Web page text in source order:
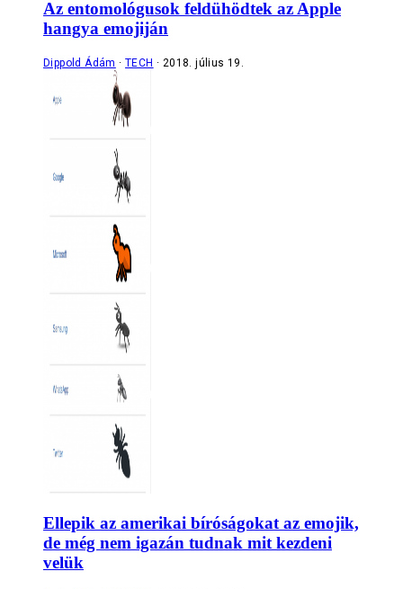
Az entomológusok feldühödtek az Apple
hangya emojiján
Dippold Ádám TECH 2018. július 19.
Ellepik az amerikai bíróságokat az emojik,
de még nem igazán tudnak mit kezdeni
velük